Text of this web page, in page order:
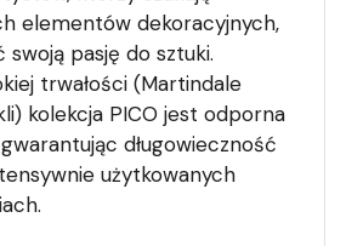
elementów dekoracyjnych,
swoją pasję do sztuki.
trwałości (Martindale
kolekcja PICO jest odporna
długowieczność
użytkowanych